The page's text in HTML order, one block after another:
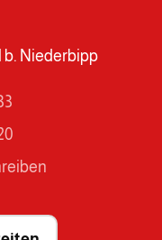
b. Niederbipp